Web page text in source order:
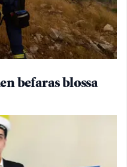
befaras blossa